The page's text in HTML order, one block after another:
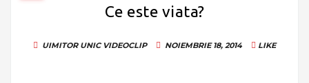
Ce este viata?
UIMITOR UNIC VIDEOCLIP NOIEMBRIE 18, 2014 LIKE